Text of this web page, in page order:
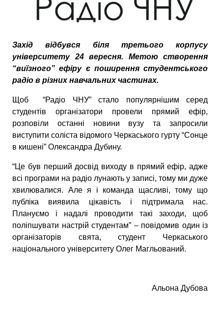
Захід відбувся біля третього корпусу
університету 24 вересня. Метою створення
“виїзного” ефіру є поширення студентського
радіо в різних навчальних частинах.
Щоб “Радіо ЧНУ” стало популярнішим серед
студентів організатори провели прямий ефір,
розповіли останні новини вузу та запросили
виступити соліста відомого Черкаського гурту “Сонце
в кишені” Олександра Дубину.
“Це був перший досвід виходу в прямий ефір, адже
всі програми на радіо лунають у записі, тому ми дуже
хвилювалися. Але я і команда щасливі, тому що
публіка виявила цікавість і підтримала нас.
Плануємо і надалі проводити такі заходи, щоб
поліпшувати настрій студентам” – повідомив один із
організаторів свята, студент Черкаського
національного університету Олег Магльований.
Альона Дубова